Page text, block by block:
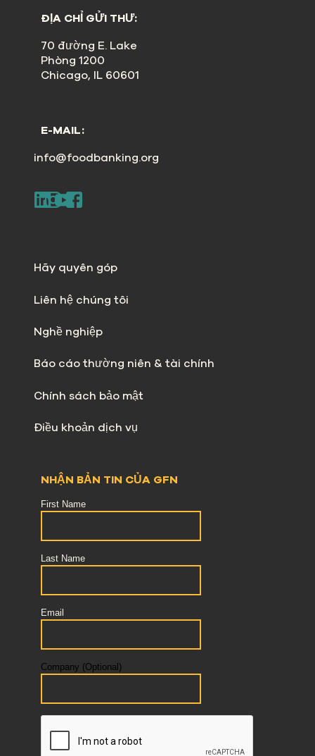
ĐỊA CHỈ GỬI THƯ:
70 đường E. Lake
Phòng 1200
Chicago, IL 60601
E-MAIL:
info@foodbanking.org
Hãy quyên góp
Liên hệ chúng tôi
Nghề nghiệp
Báo cáo thường niên & tài chính
Chính sách bảo mật
Điều khoản dịch vụ
NHẬN BẢN TIN CỦA GFN